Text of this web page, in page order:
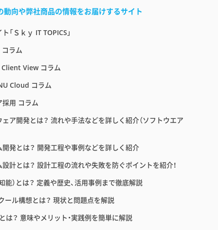
動向や弊社商品の情報をお届けするサイト
「Ｓｋｙ IT TOPICS」
コラム
Client View コラム
Cloud コラム
採用 コラム
ア開発とは？ 流れや手法などを詳しく紹介（ソフトウエア
開発とは？ 開発工程や事例などを詳しく紹介
計とは？ 設計工程の流れや失敗を防ぐポイントを紹介！
能）とは？ 定義や歴史、活用事例まで徹底解説
ール構想とは？ 現状と問題点を解説
は？ 意味やメリット・実践例を簡単に解説